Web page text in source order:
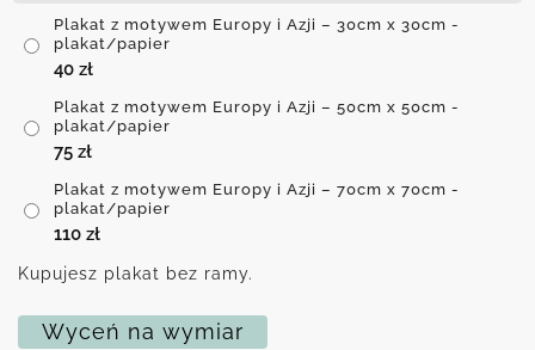
Plakat z motywem Europy i Azji – 30cm x 30cm -
plakat/papier
40 zł
Plakat z motywem Europy i Azji – 50cm x 50cm -
plakat/papier
75 zł
Plakat z motywem Europy i Azji – 70cm x 70cm -
plakat/papier
110 zł
Kupujesz plakat bez ramy.
Wyceń na wymiar